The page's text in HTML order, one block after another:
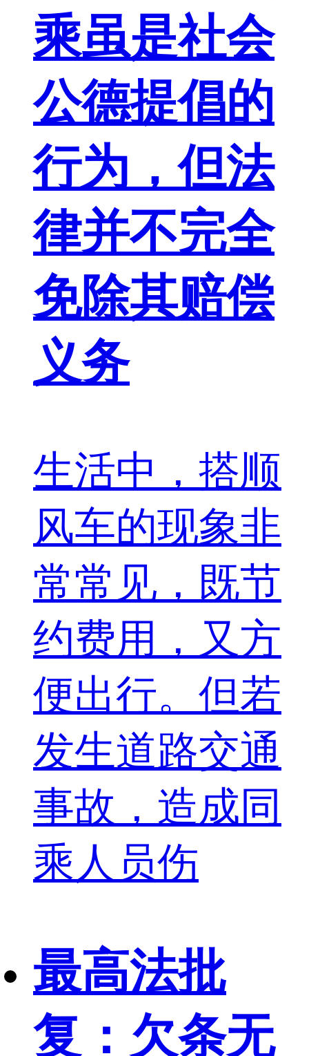
乘虽是社会
公德提倡的
行为，但法
律并不完全
免除其赔偿
义务
生活中，搭顺
风车的现象非
常常见，既节
约费用，又方
便出行。但若
发生道路交通
事故，造成同
乘人员伤
最高法批
复：欠条无